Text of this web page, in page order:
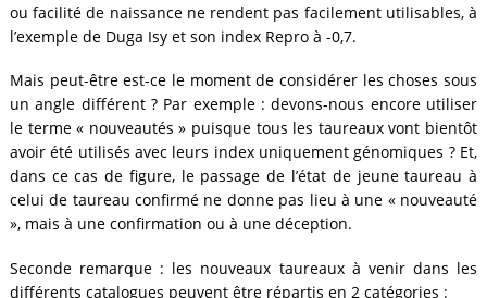
ou facilité de naissance ne rendent pas facilement utilisables, à
l’exemple de Duga Isy et son index Repro à -0,7.
Mais peut-être est-ce le moment de considérer les choses sous
un angle différent ? Par exemple : devons-nous encore utiliser
le terme « nouveautés » puisque tous les taureaux vont bientôt
avoir été utilisés avec leurs index uniquement génomiques ? Et,
dans ce cas de figure, le passage de l’état de jeune taureau à
celui de taureau confirmé ne donne pas lieu à une « nouveauté
», mais à une confirmation ou à une déception.
Seconde remarque : les nouveaux taureaux à venir dans les
différents catalogues peuvent être répartis en 2 catégories :